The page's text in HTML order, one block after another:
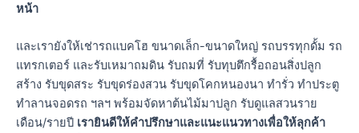
หน้า
และเรายังให้เช่ารถแบคโฮ ขนาดเล็ก-ขนาดใหญ่ รถบรรทุกดั้ม รถ
แทรกเตอร์ และรับเหมาถมดิน รับถมที่ รับทุบตึกรื้อถอนสิ่งปลูก
สร้าง รับขุดสระ รับขุดร่องสวน รับขุดโคกหนองนา ทำรั่ว ทำประตู
ทำลานจอดรถ ฯลฯ พร้อมจัดหาต้นไม้มาปลูก รับดูแลสวนราย
เดือน/รายปี เรายินดีให้คำปรึกษาและแนะแนวทางเพื่อให้ลุกค้า